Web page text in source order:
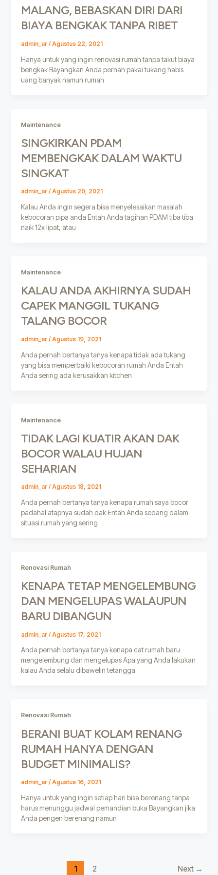
MALANG, BEBASKAN DIRI DARI
BIAYA BENGKAK TANPA RIBET
admin_ar / Agustus 22, 2021
Hanya untuk yang ingin renovasi rumah tanpa takut biaya
bengkak Bayangkan Anda pernah pakai tukang habis
uang banyak namun rumah
Maintenance
SINGKIRKAN PDAM
MEMBENGKAK DALAM WAKTU
SINGKAT
admin_ar / Agustus 20, 2021
Kalau Anda ingin segera bisa menyelesaikan masalah
kebocoran pipa anda Entah Anda tagihan PDAM tiba tiba
naik 12x lipat, atau
Maintenance
KALAU ANDA AKHIRNYA SUDAH
CAPEK MANGGIL TUKANG
TALANG BOCOR
admin_ar / Agustus 19, 2021
Anda pernah bertanya tanya kenapa tidak ada tukang
yang bisa memperbaiki kebocoran rumah Anda Entah
Anda sering ada kerusakkan kitchen
Maintenance
TIDAK LAGI KUATIR AKAN DAK
BOCOR WALAU HUJAN
SEHARIAN
admin_ar / Agustus 18, 2021
Anda pernah bertanya tanya kenapa rumah saya bocor
padahal atapnya sudah dak Entah Anda sedang dalam
situasi rumah yang sering
Renovasi Rumah
KENAPA TETAP MENGELEMBUNG
DAN MENGELUPAS WALAUPUN
BARU DIBANGUN
admin_ar / Agustus 17, 2021
Anda pernah bertanya tanya kenapa cat rumah baru
mengelembung dan mengelupas Apa yang Anda lakukan
kalau Anda selalu dibawelin tetangga
Renovasi Rumah
BERANI BUAT KOLAM RENANG
RUMAH HANYA DENGAN
BUDGET MINIMALIS?
admin_ar / Agustus 16, 2021
Hanya untuk yang ingin setiap hari bisa berenang tanpa
harus menunggu jadwal pemandian buka Bayangkan jika
Anda pengen berenang namun
1 2 Next →